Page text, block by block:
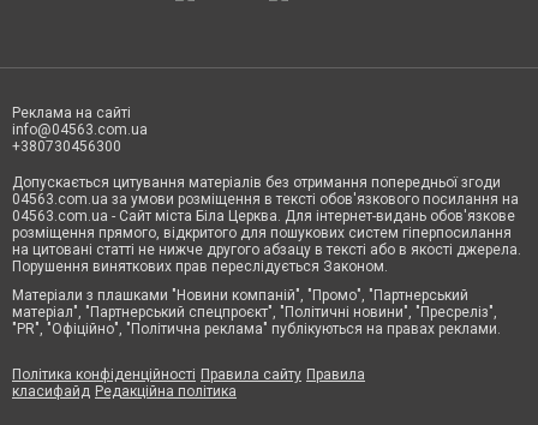
Реклама на сайті
info@04563.com.ua
+380730456300
Допускається цитування матеріалів без отримання попередньої згоди
04563.com.ua за умови розміщення в тексті обов'язкового посилання на
04563.com.ua - Сайт міста Біла Церква. Для інтернет-видань обов'язкове
розміщення прямого, відкритого для пошукових систем гіперпосилання
на цитовані статті не нижче другого абзацу в тексті або в якості джерела.
Порушення виняткових прав переслідується Законом.
Матеріали з плашками "Новини компаній", "Промо", "Партнерський
матеріал", "Партнерський спецпроєкт", "Політичні новини", "Пресреліз",
"PR", "Офіційно", "Політична реклама" публікуються на правах реклами.
Політика конфіденційності Правила сайту Правила
класифайд Редакційна політика